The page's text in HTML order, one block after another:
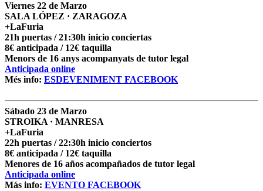
Viernes 22 de Marzo
SALA LÓPEZ · ZARAGOZA
+LaFuria
21h puertas / 21:30h inicio conciertas
8€ anticipada / 12€ taquilla
Menors de 16 anys acompanyats de tutor legal
Anticipada online
Més info: ESDEVENIMENT FACEBOOK
Sábado 23 de Marzo
STROIKA · MANRESA
+LaFuria
22h puertas / 22:30h inicio conciertos
8€ anticipada / 12€ taquilla
Menores de 16 años acompañados de tutor legal
Anticipada online
Más info: EVENTO FACEBOOK